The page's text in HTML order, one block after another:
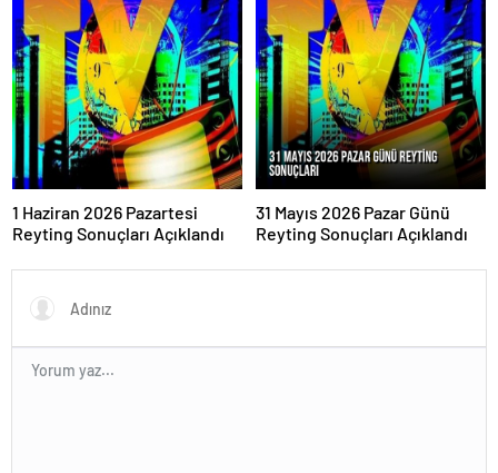
1 Haziran 2026 Pazartesi
Reyting Sonuçları Açıklandı
31 Mayıs 2026 Pazar Günü
Reyting Sonuçları Açıklandı